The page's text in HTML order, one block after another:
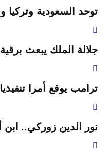
توحد السعودية وتركيا
جلالة الملك يبعث
ترامب يوقع أمرا
نور الدين زوركي.. ابن